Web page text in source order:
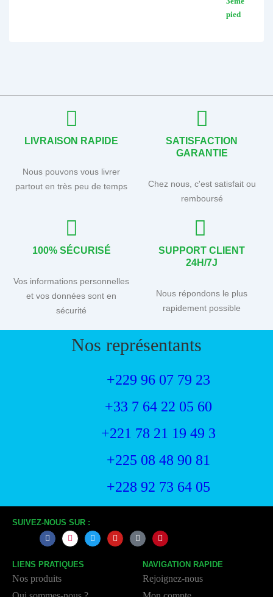
LIVRAISON RAPIDE
Nous pouvons vous livrer
partout en très peu de temps
SATISFACTION
GARANTIE
Chez nous, c'est satisfait ou
remboursé
100% SÉCURISÉ
Vos informations personnelles
et vos données sont en
sécurité
SUPPORT CLIENT
24H/7J
Nous répondons le plus
rapidement possible
Nos représentants
+229 96 07 79 23
+33 7 64 22 05 60
+221 78 21 19 49 3
+225 08 48 90 81
+228 92 73 64 05
SUIVEZ-NOUS SUR :
LIENS PRATIQUES
Nos produits
NAVIGATION RAPIDE
Rejoignez-nous